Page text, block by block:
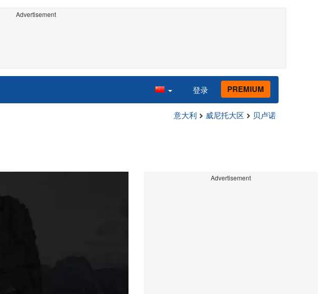
Advertisement
登录 PREMIUM
意大利 威尼托大区 贝卢诺
Advertisement